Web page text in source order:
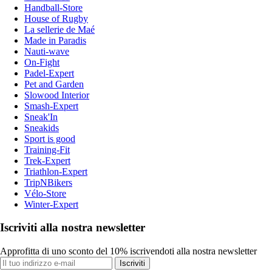
Handball-Store
House of Rugby
La sellerie de Maé
Made in Paradis
Nauti-wave
On-Fight
Padel-Expert
Pet and Garden
Slowood Interior
Smash-Expert
Sneak'In
Sneakids
Sport is good
Training-Fit
Trek-Expert
Triathlon-Expert
TripNBikers
Vélo-Store
Winter-Expert
Iscriviti alla nostra newsletter
Approfitta di uno sconto del 10% iscrivendoti alla nostra newsletter
Iscriviti